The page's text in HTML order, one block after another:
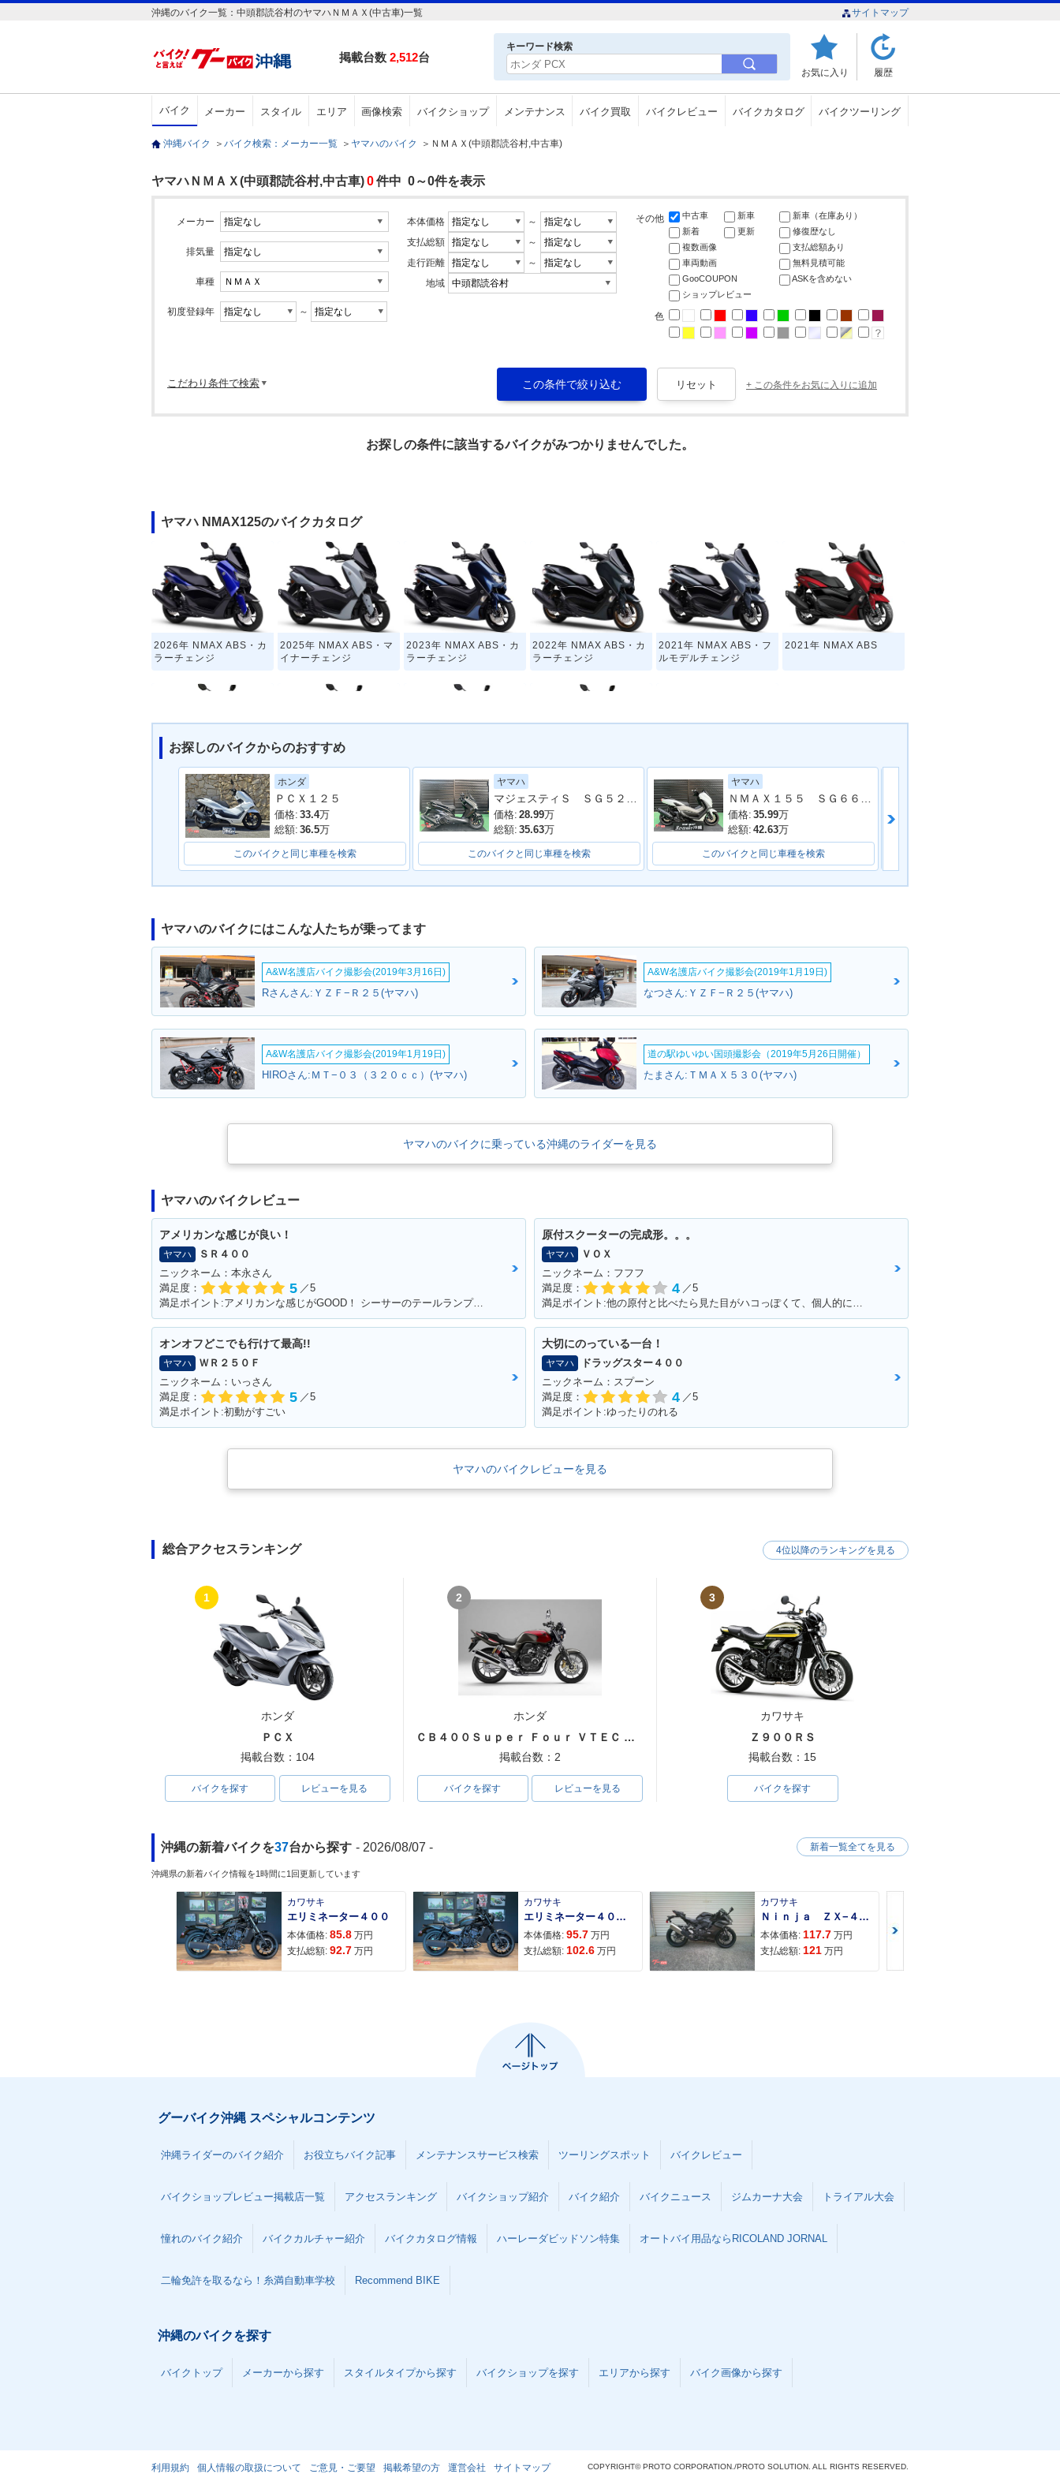
沖縄のバイク一覧：中頭郡読谷村のヤマハＮＭＡＸ(中古車)一覧 サイトマップ
掲載台数 2,512台
キーワード検索
お気に入り 履歴
バイク メーカー スタイル エリア 画像検索 バイクショップ メンテナンス バイク買取 バイクレビュー バイクカタログ バイクツーリング
沖縄バイク ＞ バイク検索：メーカー一覧 ＞ ヤマハのバイク ＞ ＮＭＡＸ(中頭郡読谷村,中古車)
ヤマハＮＭＡＸ(中頭郡読谷村,中古車)0件中 0～0件を表示
メーカー
排気量
車種
初度登録年 ～
本体価格
～
支払総額
～
走行距離
～
地域
その他 中古車 新車
新車（在庫あり）
新着
更新
修復歴なし
複数画像
支払総額あり
車両動画
無料見積可能
GooCOUPON
ASKを含めない
ショップレビュー
色
こだわり条件で検索 + この条件をお気に入りに追加
お探しの条件に該当するバイクがみつかりませんでした。
ヤマハ NMAX125のバイクカタログ
2026年 NMAX ABS・カ
ラーチェンジ
2025年 NMAX ABS・マ
イナーチェンジ
2023年 NMAX ABS・カ
ラーチェンジ
2022年 NMAX ABS・カ
ラーチェンジ
2021年 NMAX ABS・フ
ルモデルチェンジ
2021年 NMAX ABS
2020年 NMAX ABS・カ
ラーチェンジ
2019年 NMAX ABS・カ
ラーチェンジ
2018年 NMAX ABS・カ
ラーチェンジ
イナーチェンジ
2016年 NMAX・新登場
お探しのバイクからのおすすめ
ホンダ
ＰＣＸ１２５
価格: 33.4万
総額: 36.5万
このバイクと同じ車種を検索
ヤマハ
価格: 28.99万
総額: 35.63万
このバイクと同じ車種を検索
ヤマハ
価格: 35.99万
総額: 42.63万
このバイクと同じ車種を検索
ヤマハのバイクにはこんな人たちが乗ってます
A&W名護店バイク撮影会(2019年3月16日)
Rさんさん:ＹＺＦ−Ｒ２５(ヤマハ)
A&W名護店バイク撮影会(2019年1月19日)
なつさん:ＹＺＦ−Ｒ２５(ヤマハ)
A&W名護店バイク撮影会(2019年1月19日)
HIROさん:ＭＴ−０３（３２０ｃｃ）(ヤマハ)
道の駅ゆいゆい国頭撮影会（2019年5月26日開催）
たまさん:ＴＭＡＸ５３０(ヤマハ)
ヤマハのバイクに乗っている沖縄のライダーを見る
ヤマハのバイクレビュー
アメリカンな感じが良い！
ヤマハ
ＳＲ４００
ニックネーム：本永さん
満足度：
5 ／5
満足ポイント:アメリカンな感じがGOOD！ シーサーのテールランプ！70年代のB級チョッパーハンドル！ ブラッドスタイルさんにカスタムしてもらったところすべて！
原付スクーターの完成形。。。
ヤマハ
ＶＯＸ
ニックネーム：フフフ
満足度：
4 ／5
満足ポイント:他の原付と比べたら見た目がハコっぽくて、個人的に好みのデザインだった為3年程前に購入。 毎日通勤の足に利用していますが、これといった不都合もなく、いつも快適な通勤ができています。 特にシートが長く広いので、私(180cmの男性)でもゆったり座れて、たまにする遠出でも疲れにくいです。
オンオフどこでも行けて最高!!
ヤマハ
ＷＲ２５０Ｆ
ニックネーム：いっさん
満足度：
5 ／5
満足ポイント:初動がすごい
大切にのっている一台！
ヤマハ
ドラッグスター４００
ニックネーム：スプーン
満足度：
4 ／5
満足ポイント:ゆったりのれる
ヤマハのバイクレビューを見る
総合アクセスランキング
1
ホンダ
ＰＣＸ
掲載台数：104
バイクを探す レビューを見る
2
ホンダ
ＣＢ４００Ｓｕｐｅｒ Ｆｏｕｒ ＶＴＥＣ ＳＰＥＣ３
掲載台数：2
バイクを探す レビューを見る
3
カワサキ
Ｚ９００ＲＳ
掲載台数：15
バイクを探す
4位以降のランキングを見る
沖縄の新着バイクを37台から探す - 2026/08/07 -
沖縄県の新着バイク情報を1時間に1回更新しています
カワサキ
エリミネーター４００
本体価格: 85.8 万円
支払総額: 92.7 万円
カワサキ
エリミネーター４００ＳＥ
本体価格: 95.7 万円
支払総額: 102.6 万円
カワサキ
Ｎｉｎｊａ ＺＸ−４Ｒ ＳＥ
本体価格: 117.7 万円
支払総額: 121 万円
新着一覧全てを見る
グーバイク沖縄 スペシャルコンテンツ
沖縄ライダーのバイク紹介 お役立ちバイク記事 メンテナンスサービス検索 ツーリングスポット バイクレビュー
バイクショップレビュー掲載店一覧 アクセスランキング バイクショップ紹介 バイク紹介 バイクニュース ジムカーナ大会 トライアル大会
憧れのバイク紹介 バイクカルチャー紹介 バイクカタログ情報 ハーレーダビッドソン特集 オートバイ用品ならRICOLAND JORNAL
二輪免許を取るなら！糸満自動車学校 Recommend BIKE
沖縄のバイクを探す
バイクトップ メーカーから探す スタイルタイプから探す バイクショップを探す エリアから探す バイク画像から探す
利用規約 個人情報の取扱について ご意見・ご要望 掲載希望の方 運営会社 サイトマップ COPYRIGHT© PROTO CORPORATION./PROTO SOLUTION. ALL RIGHTS RESERVED.